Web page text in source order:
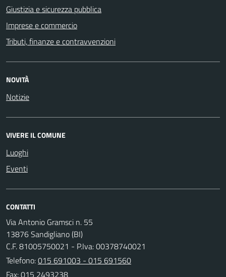
Giustizia e sicurezza pubblica
Imprese e commercio
Tributi, finanze e contravvenzioni
NOVITÀ
Notizie
VIVERE IL COMUNE
Luoghi
Eventi
CONTATTI
Via Antonio Gramsci n. 55
13876 Sandigliano (BI)
C.F. 81005750021 - P.Iva: 00378740021
Telefono:015 691003 - 015 691560